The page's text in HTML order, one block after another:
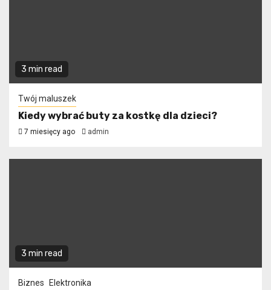
3 min read
Twój maluszek
Kiedy wybrać buty za kostkę dla dzieci?
7 miesięcy ago admin
3 min read
Biznes Elektronika